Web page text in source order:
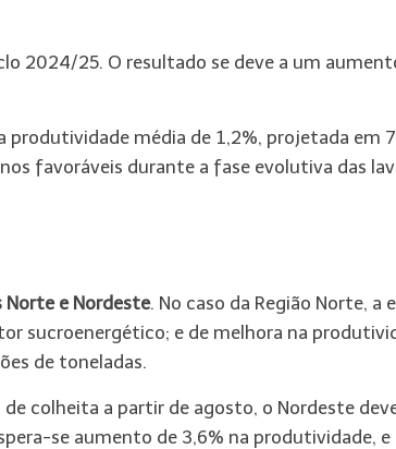
2024/25. O resultado se deve a um
produtividade média de 1,2%, projetada em
favoráveis durante a fase evolutiva das
Norte e Nordeste. No caso da Região Norte, a
sucroenergético; e de melhora na
de toneladas.
colheita a partir de agosto, o Nordeste
se aumento de 3,6% na produtividade,